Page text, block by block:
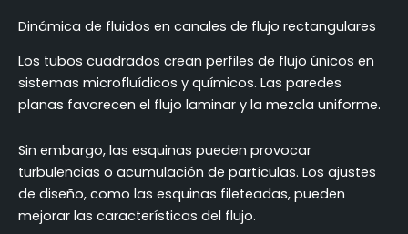
Dinámica de fluidos en canales de flujo rectangulares
Los tubos cuadrados crean perfiles de flujo únicos en
sistemas microfluídicos y químicos. Las paredes
planas favorecen el flujo laminar y la mezcla uniforme.
Sin embargo, las esquinas pueden provocar
turbulencias o acumulación de partículas. Los ajustes
de diseño, como las esquinas fileteadas, pueden
mejorar las características del flujo.